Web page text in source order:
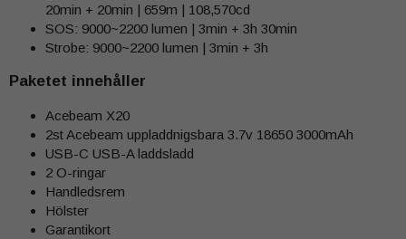
20min + 20min | 659m | 108,570cd
SOS: 9000~2200 lumen | 3min + 3h 30min
Strobe: 9000~2200 lumen | 3min + 3h
Paketet innehåller
Acebeam X20
2st Acebeam uppladdnigsbara 3.7v 18650 3000mAh
USB-C USB-A laddsladd
2 O-ringar
Handledsrem
Hölster
Garantikort